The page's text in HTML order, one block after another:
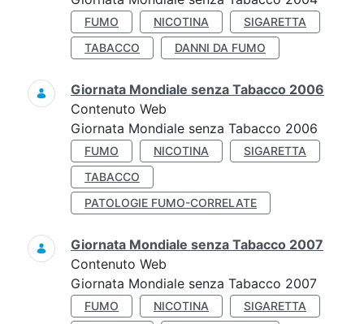
FUMO NICOTINA
SIGARETTA
TABACCO
DANNI DA FUMO
Giornata Mondiale senza Tabacco 2006
Contenuto Web
Giornata Mondiale senza Tabacco 2006
FUMO NICOTINA
SIGARETTA
TABACCO
PATOLOGIE FUMO-CORRELATE
Giornata Mondiale senza Tabacco 2007
Contenuto Web
Giornata Mondiale senza Tabacco 2007
FUMO NICOTINA
SIGARETTA